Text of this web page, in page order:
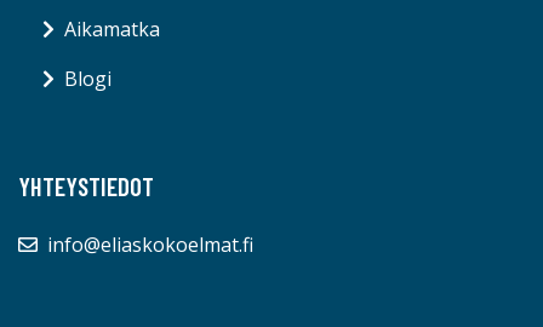
Aikamatka
Blogi
YHTEYSTIEDOT
info@eliaskokoelmat.fi